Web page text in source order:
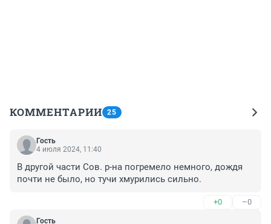
КОММЕНТАРИИ 25
Гость
4 июля 2024, 11:40
В другой части Сов. р-на погремело немного, дождя
почти не было, но тучи хмурились сильно.
+0 –0
Гость